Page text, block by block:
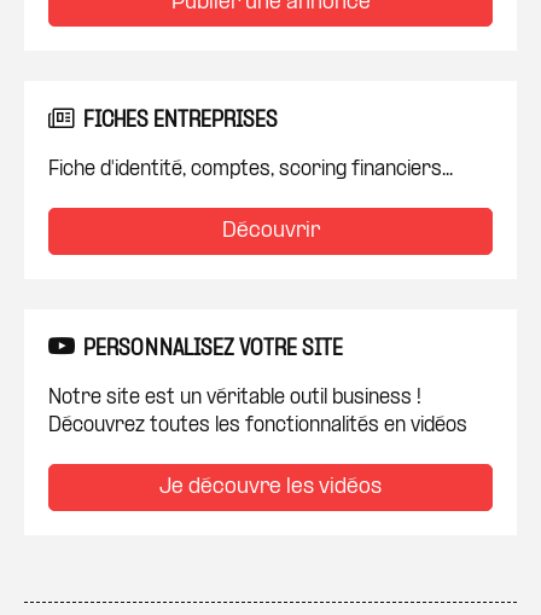
FICHES ENTREPRISES
Fiche d'identité, comptes, scoring financiers...
Découvrir
PERSONNALISEZ VOTRE SITE
Notre site est un véritable outil business !
Découvrez toutes les fonctionnalités en vidéos
Je découvre les vidéos